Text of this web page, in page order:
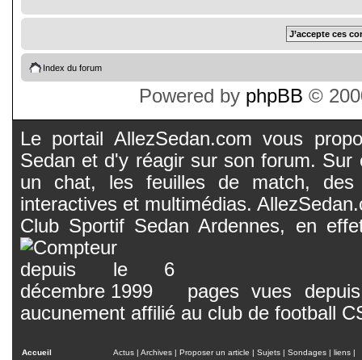
Index du forum
Powered by phpBB ©
Le portail AllezSedan.com vous
Sedan et d'y réagir sur son forum.
un chat, les feuilles de match, des
interactives et multimédias.
Club Sportif Sedan Ardennes, en
pages vues
aucunement affilié au club de football
Accueil Actus | Archives | Proposer un article | Sujets | Sondages | liens |